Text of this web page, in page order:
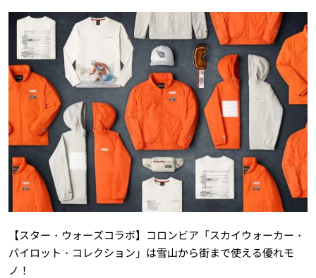
【スター・ウォーズコラボ】コロンビア「スカイウォーカー・
パイロット・コレクション」は雪山から街まで使える優れモ
ノ！